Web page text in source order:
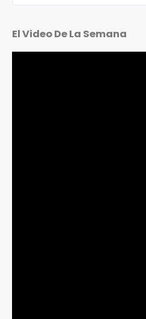
El Video De La Semana